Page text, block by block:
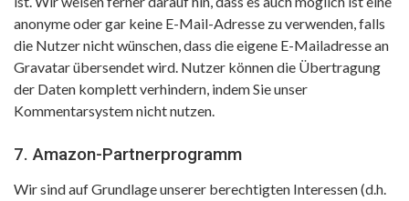
anonyme oder gar keine E-Mail-Adresse zu verwenden, falls
die Nutzer nicht wünschen, dass die eigene E-Mailadresse an
Gravatar übersendet wird. Nutzer können die Übertragung
der Daten komplett verhindern, indem Sie unser
Kommentarsystem nicht nutzen.
7. Amazon-Partnerprogramm
Wir sind auf Grundlage unserer berechtigten Interessen (d.h.